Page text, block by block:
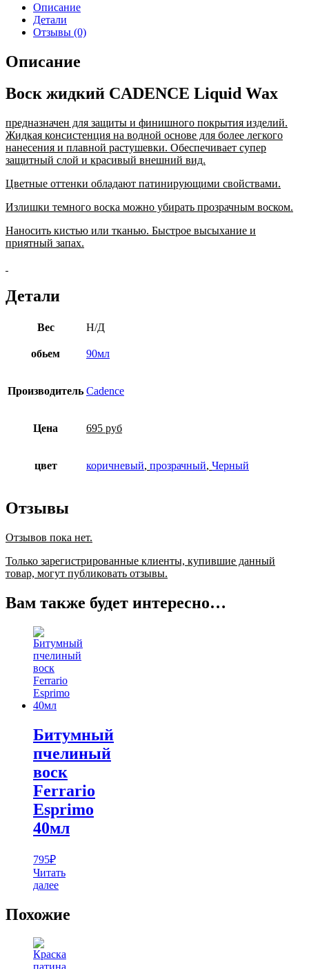
Описание
Детали
Отзывы (0)
Описание
Воск жидкий CADENCE Liquid Wax
предназначен для защиты и финишного покрытия изделий.
Жидкая консистенция на водной основе для более легкого
нанесения и плавной растушевки. Обеспечивает супер
защитный слой и красивый внешний вид.
Цветные оттенки обладают патинирующими свойствами.
Излишки темного воска можно убирать прозрачным воском.
Наносить кистью или тканью. Быстрое высыхание и
приятный запах.
Детали
Вес Н/Д
обьем 90мл
Производитель Cadence
Цена 695 руб
цвет коричневый, прозрачный, Черный
Отзывы
Отзывов пока нет.
Только зарегистрированные клиенты, купившие данный
товар, могут публиковать отзывы.
Вам также будет интересно…
Битумный
пчелиный
воск
Ferrario
Esprimo
40мл
795₽
Читать
далее
Похожие